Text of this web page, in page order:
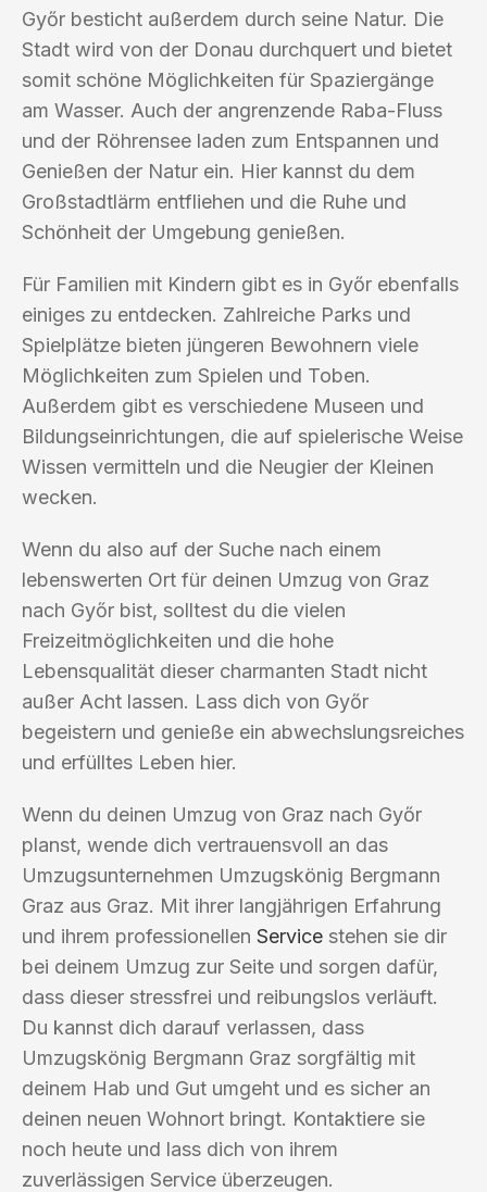
Győr besticht außerdem durch seine Natur. Die
Stadt wird von der Donau durchquert und bietet
somit schöne Möglichkeiten für Spaziergänge
am Wasser. Auch der angrenzende Raba-Fluss
und der Röhrensee laden zum Entspannen und
Genießen der Natur ein. Hier kannst du dem
Großstadtlärm entfliehen und die Ruhe und
Schönheit der Umgebung genießen.
Für Familien mit Kindern gibt es in Győr ebenfalls
einiges zu entdecken. Zahlreiche Parks und
Spielplätze bieten jüngeren Bewohnern viele
Möglichkeiten zum Spielen und Toben.
Außerdem gibt es verschiedene Museen und
Bildungseinrichtungen, die auf spielerische Weise
Wissen vermitteln und die Neugier der Kleinen
wecken.
Wenn du also auf der Suche nach einem
lebenswerten Ort für deinen Umzug von Graz
nach Győr bist, solltest du die vielen
Freizeitmöglichkeiten und die hohe
Lebensqualität dieser charmanten Stadt nicht
außer Acht lassen. Lass dich von Győr
begeistern und genieße ein abwechslungsreiches
und erfülltes Leben hier.
Wenn du deinen Umzug von Graz nach Győr
planst, wende dich vertrauensvoll an das
Umzugsunternehmen Umzugskönig Bergmann
Graz aus Graz. Mit ihrer langjährigen Erfahrung
und ihrem professionellen Service stehen sie dir
bei deinem Umzug zur Seite und sorgen dafür,
dass dieser stressfrei und reibungslos verläuft.
Du kannst dich darauf verlassen, dass
Umzugskönig Bergmann Graz sorgfältig mit
deinem Hab und Gut umgeht und es sicher an
deinen neuen Wohnort bringt. Kontaktiere sie
noch heute und lass dich von ihrem
zuverlässigen Service überzeugen.